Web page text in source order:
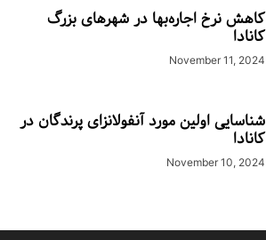
کاهش نرخ اجاره‌بها در شهرهای بزرگ
کانادا
November 11, 2024
شناسایی اولین مورد آنفولانزای پرندگان در
کانادا
November 10, 2024